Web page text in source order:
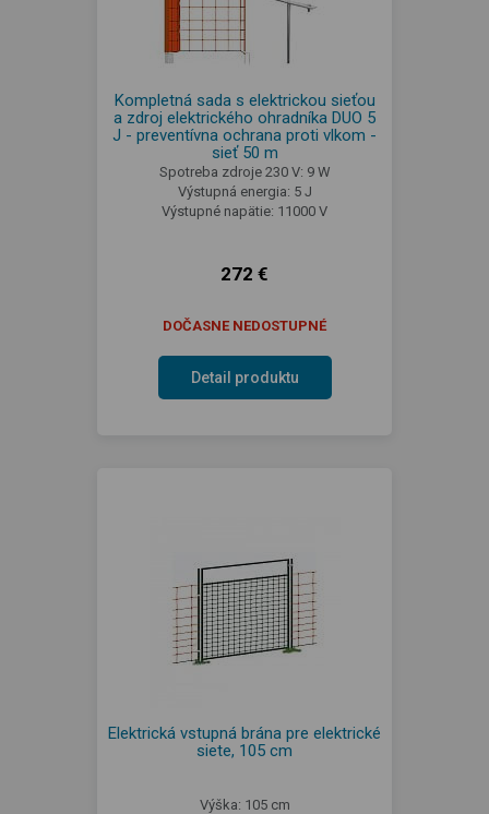
Kompletná sada s elektrickou sieťou
a zdroj elektrického ohradníka DUO 5
J - preventívna ochrana proti vlkom -
sieť 50 m
Spotreba zdroje 230 V: 9 W
Výstupná energia: 5 J
Výstupné napätie: 11000 V
272 €
DOČASNE NEDOSTUPNÉ
Detail produktu
Elektrická vstupná brána pre elektrické
siete, 105 cm
Výška: 105 cm